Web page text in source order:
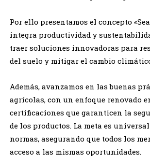
Por ello presentamos el concepto
integra productividad y
traer soluciones innovadoras para
del suelo y mitigar el cambio
Además, avanzamos en las buenas
agrícolas, con un enfoque renovado
certificaciones que garanticen la
de los productos. La meta es
normas, asegurando que todos los
acceso a las mismas oportunidades.